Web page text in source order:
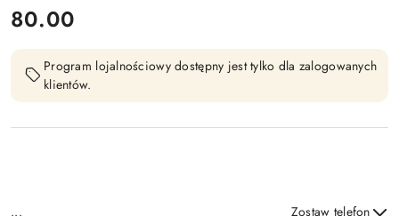
cena:
80.00
Program lojalnościowy dostępny jest tylko dla zalogowanych
klientów.
... Zostaw telefon